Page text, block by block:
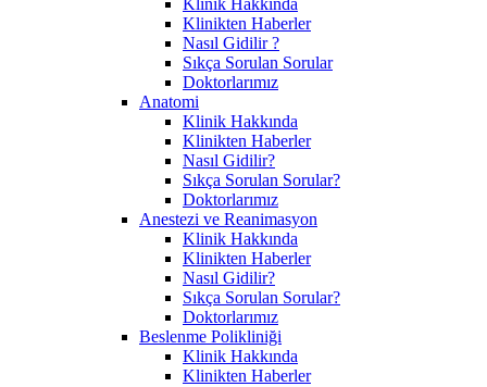
Klinikten Haberler
Nasıl Gidilir ?
Sıkça Sorulan Sorular
Doktorlarımız
Anatomi
Klinik Hakkında
Klinikten Haberler
Nasıl Gidilir?
Sıkça Sorulan Sorular?
Doktorlarımız
Anestezi ve Reanimasyon
Klinik Hakkında
Klinikten Haberler
Nasıl Gidilir?
Sıkça Sorulan Sorular?
Doktorlarımız
Beslenme Polikliniği
Klinik Hakkında
Klinikten Haberler